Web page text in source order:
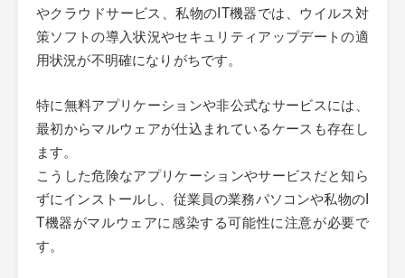
やクラウドサービス、私物のIT機器では、ウイルス対
策ソフトの導入状況やセキュリティアップデートの適
用状況が不明確になりがちです。
特に無料アプリケーションや非公式なサービスには、
最初からマルウェアが仕込まれているケースも存在し
ます。
こうした危険なアプリケーションやサービスだと知ら
ずにインストールし、従業員の業務パソコンや私物のI
T機器がマルウェアに感染する可能性に注意が必要で
す。